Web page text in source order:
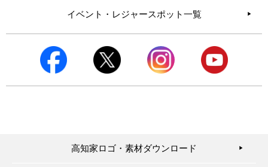
イベント・レジャースポット一覧
高知家ロゴ・素材ダウンロード ▶︎